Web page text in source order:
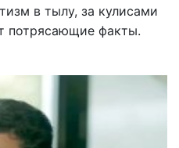
в тылу, за кулисами
потрясающие факты.